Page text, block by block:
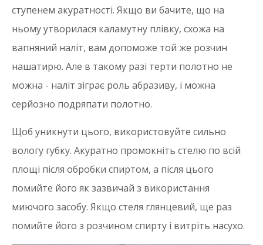
ступенем акуратності. Якщо ви бачите, що на
ньому утворилася каламутну плівку, схожа на
вапняний наліт, вам допоможе той же розчин
нашатирю. Але в такому разі терти полотно не
можна - наліт зіграє роль абразиву, і можна
серйозно подряпати полотно.
Щоб уникнути цього, використовуйте сильно
вологу губку. Акуратно промокніть стелю по всій
площі після обробки спиртом, а після цього
помийте його як зазвичай з використання
миючого засобу. Якщо стеля глянцевий, ще раз
помийте його з розчином спирту і витріть насухо.